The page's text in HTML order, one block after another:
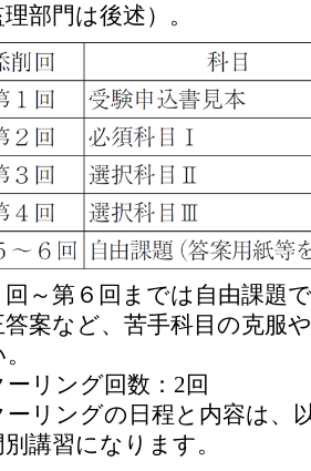
部門は後述）。
回～第６回までは自由課題
答案など、苦手科目の克服
ーリング回数：2回
ーリングの日程と内容は、
講習になります。